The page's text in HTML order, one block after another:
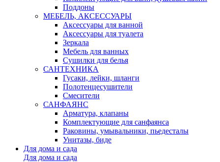
Поддоны
МЕБЕЛЬ, АКСЕССУАРЫ
Аксессуары для ванной
Аксессуары для туалета
Зеркала
Мебель для ванных
Сушилки для белья
САНТЕХНИКА
Гусаки, лейки, шланги
Полотенцесушители
Смесители
САНФАЯНС
Арматура, клапаны
Комплектующие для санфаянса
Раковины, умывальники, пьедесталы
Унитазы, биде
Для дома и сада
Для дома и сада